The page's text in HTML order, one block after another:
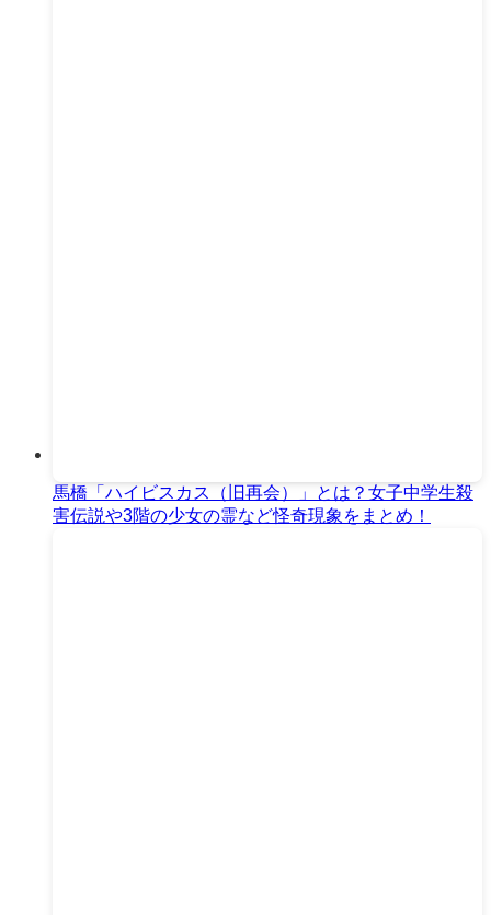
馬橋「ハイビスカス（旧再会）」とは？女子中学生殺
害伝説や3階の少女の霊など怪奇現象をまとめ！